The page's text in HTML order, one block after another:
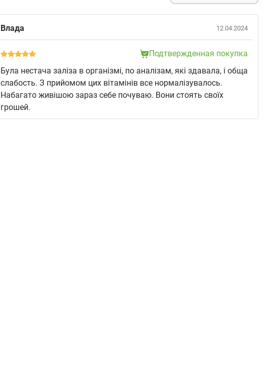
Влада 12.04.2024
Подтвержденная покупка
Була нестача заліза в організмі, по аналізам, які здавала, і обща
слабость. З прийомом цих вітамінів все нормалізувалось.
Набагато живішою зараз себе почуваю. Вони стоять своїх
грошей.